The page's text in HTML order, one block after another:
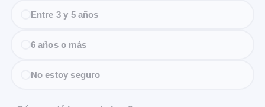
Entre 3 y 5 años
6 años o más
No estoy seguro